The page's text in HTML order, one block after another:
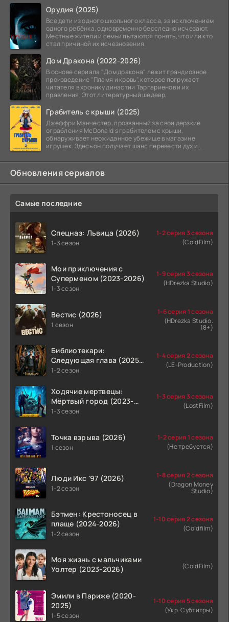
Орудия (2025)
Все дети из одного школьного класса, за исключением
одного ребёнка, одновременно бесследно исчезают.
Местные жители и семьи пытаются понять, что или кто
стал причиной их исчезновения.
Дом Дракона (2022-2026)
В основе сериала "Дом дракона" лежит грандиозное
произведение "Пламя и кровь", которое погружает
читателя в хронику династии Таргариенов и их
правления. Этот литературный шедевр,
Грабитель с крыши (2025)
Джеффри Манчестер, прозванный за свои дерзкие
ограбления McDonald s грабителем с крыши,
обнаруживает неожиданное убежище в магазине
игрушек. Здесь он получает шанс перевести дух и
Обновления сериалов
Самые последние
Спецназ: Львица (2026)
1-3 сезон
1-2 серия 3 сезона
(ColdFilm)
Мои приключения с
Суперменом (2023-2026)
1-3 сезон
1-9 серия 3 сезона
(HDrezka Studio)
Вестис (2026)
1 сезон
1-6 серия 1 сезона
(HDrezka Studio.
18+)
Библиотекари:
Следующая глава (2025-
2026)
1-2 сезон
1-4 серия 2 сезона
(LE-Production)
Ходячие мертвецы:
Мёртвый город (2023-
2026)
1-3 сезон
1-3 серия 3 сезона
(LostFilm)
Точка взрыва (2026)
1 сезон
1-2 серия 1 сезона
(Не требуется)
Люди Икс '97 (2026)
1-2 сезон
1-8 серия 2 сезона
(Dragon Money
Studio)
Бэтмен: Крестоносец в
плаще (2024-2026)
1-2 сезон
1-10 серия 2 сезона
(Coldfilm)
Моя жизнь с мальчиками
Уолтер (2023-2026)
(ColdFilm)
Эмили в Париже (2020-
2025)
1-5 сезон
1-10 серия 5 сезона
(Укр. Субтитры)